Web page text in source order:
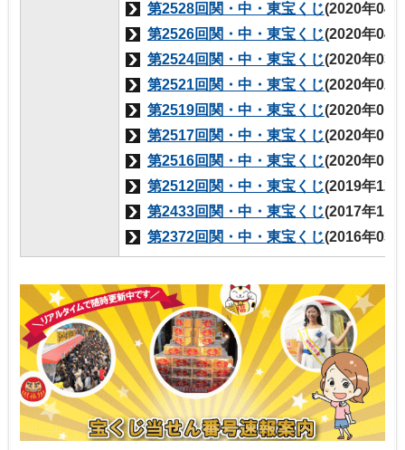
第2528回関・中・東宝くじ(2020年04
第2526回関・中・東宝くじ(2020年04
第2524回関・中・東宝くじ(2020年03
第2521回関・中・東宝くじ(2020年02
第2519回関・中・東宝くじ(2020年01
第2517回関・中・東宝くじ(2020年01
第2516回関・中・東宝くじ(2020年01
第2512回関・中・東宝くじ(2019年12
第2433回関・中・東宝くじ(2017年11
第2372回関・中・東宝くじ(2016年03